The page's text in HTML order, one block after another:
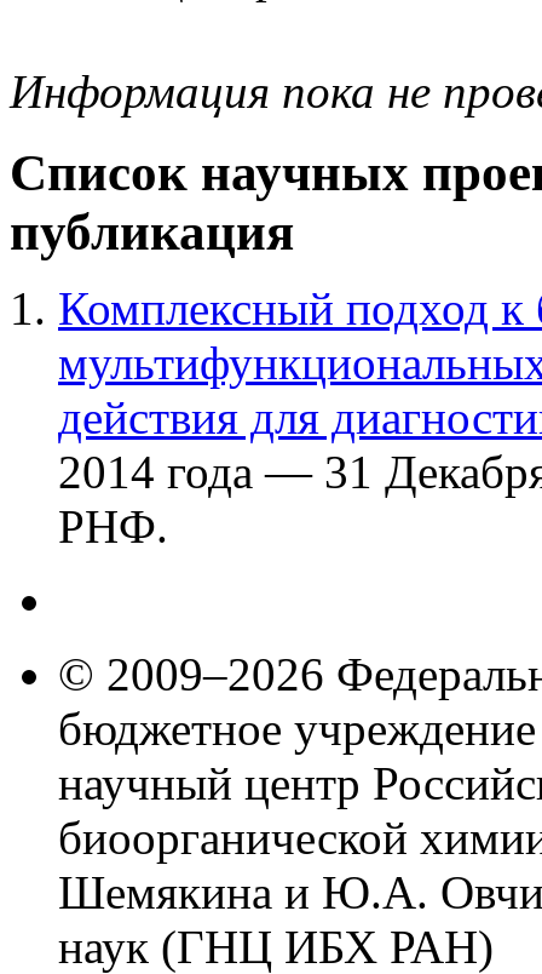
Информация пока не
Список научных
публикация
Комплексный подход
действия для
2014 года — 31
РНФ.
© 2009–2026
бюджетное
научный центр
биоорганической
Шемякина и Ю.А.
наук (ГНЦ ИБХ РАН)